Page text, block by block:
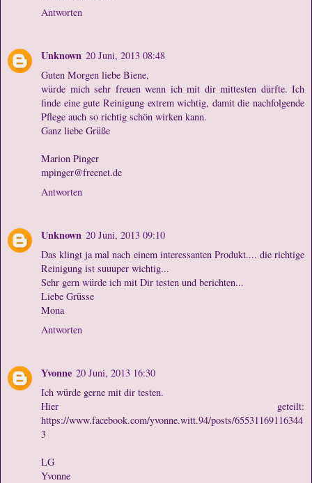
Antworten
Unknown 20 Juni, 2013 08:48
Guten Morgen liebe Biene,
würde mich sehr freuen wenn ich mit dir mittesten dürfte. Ich
finde eine gute Reinigung extrem wichtig, damit die nachfolgende
Pflege auch so richtig schön wirken kann.
Ganz liebe Grüße
Marion Pinger
mpinger@freenet.de
Antworten
Unknown 20 Juni, 2013 09:10
Das klingt ja mal nach einem interessanten Produkt.... die richtige
Reinigung ist suuuper wichtig...
Sehr gern würde ich mit Dir testen und berichten...
Liebe Grüsse
Mona
Antworten
Yvonne 20 Juni, 2013 16:30
Ich würde gerne mit dir testen.
Hier geteilt:
https://www.facebook.com/yvonne.witt.94/posts/65531169116344
3
LG
Yvonne